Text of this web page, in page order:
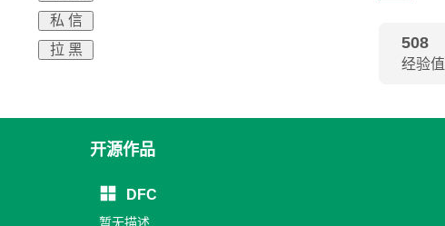
私 信
拉 黑
508
经验值
开源作品
DFC
暂无描述